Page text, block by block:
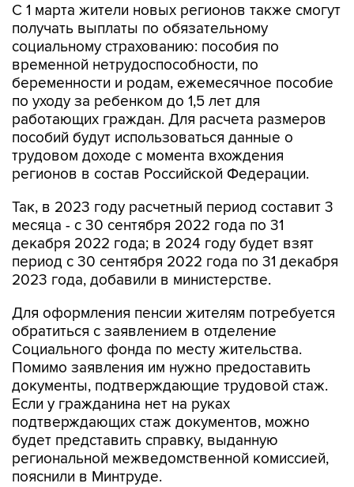
С 1 марта жители новых регионов также смогут
получать выплаты по обязательному
социальному страхованию: пособия по
временной нетрудоспособности, по
беременности и родам, ежемесячное пособие
по уходу за ребенком до 1,5 лет для
работающих граждан. Для расчета размеров
пособий будут использоваться данные о
трудовом доходе с момента вхождения
регионов в состав Российской Федерации.
Так, в 2023 году расчетный период составит 3
месяца - с 30 сентября 2022 года по 31
декабря 2022 года; в 2024 году будет взят
период с 30 сентября 2022 года по 31 декабря
2023 года, добавили в министерстве.
Для оформления пенсии жителям потребуется
обратиться с заявлением в отделение
Социального фонда по месту жительства.
Помимо заявления им нужно предоставить
документы, подтверждающие трудовой стаж.
Если у гражданина нет на руках
подтверждающих стаж документов, можно
будет представить справку, выданную
региональной межведомственной комиссией,
пояснили в Минтруде.